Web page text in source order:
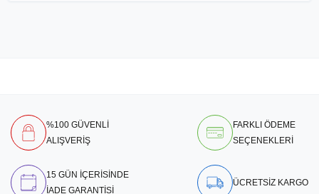
%100 GÜVENLİ
ALIŞVERİŞ
FARKLI ÖDEME
SEÇENEKLERİ
15 GÜN İÇERİSİNDE
İADE GARANTİSİ
ÜCRETSİZ KARGO